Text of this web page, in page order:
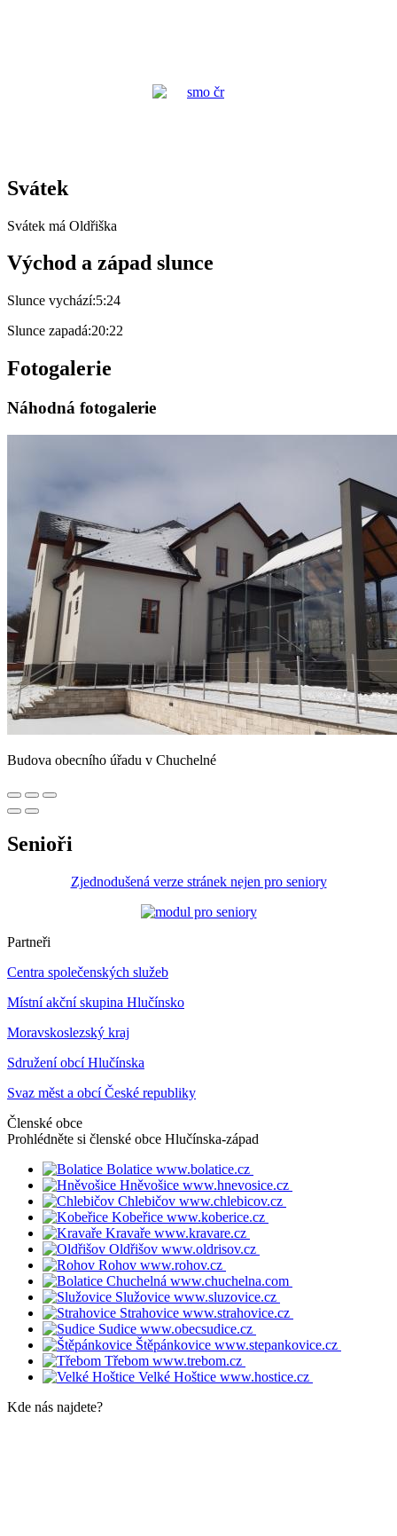
Svátek
Svátek má Oldřiška
Východ a západ slunce
Slunce vychází:5:24
Slunce zapadá:20:22
Fotogalerie
Náhodná fotogalerie
Budova obecního úřadu v Chuchelné
Senioři
Zjednodušená verze stránek nejen pro seniory
Partneři
Centra společenských služeb
Místní akční skupina Hlučínsko
Moravskoslezský kraj
Sdružení obcí Hlučínska
Svaz měst a obcí České republiky
Členské obce
Prohlédněte si členské obce Hlučínska-západ
Bolatice www.bolatice.cz
Hněvošice www.hnevosice.cz
Chlebičov www.chlebicov.cz
Kobeřice www.koberice.cz
Kravaře www.kravare.cz
Oldřišov www.oldrisov.cz
Rohov www.rohov.cz
Chuchelná www.chuchelna.com
Služovice www.sluzovice.cz
Strahovice www.strahovice.cz
Sudice www.obecsudice.cz
Štěpánkovice www.stepankovice.cz
Třebom www.trebom.cz
Velké Hoštice www.hostice.cz
Kde nás najdete?